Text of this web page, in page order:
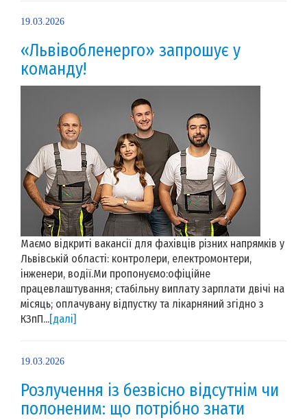
19.03.2026
«Львівобленерго» запрошує у
команду!
Маємо відкриті вакансії для фахівців різних напрямків у
Львівській області: контролери, електромонтери,
інженери, водії.Ми пропонуємо:офіційне
працевлаштування; стабільну виплату зарплати двічі на
місяць; оплачувану відпустку та лікарняний згідно з
КЗпП...[далі]
19.03.2026
Розлучення із безвісно відсутнім чи
полоненим: що потрібно знати